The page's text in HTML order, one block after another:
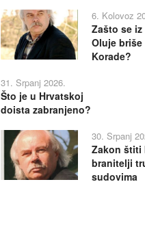
6. Kolovoz
Zašto se
Oluje briše
Korade?
31. Srpanj 2026.
Što je u Hrvatskoj
doista zabranjeno?
30. Srpanj
Zakon štiti
branitelji
sudovima